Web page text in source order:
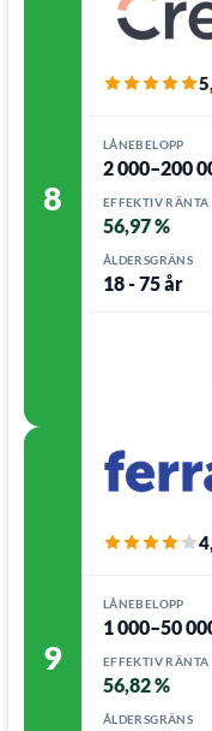
8
LÅNEBELOPP
2 000–200
EFFEKTIV RÄNTA
56,97 %
ÅLDERSGRÄNS
18 - 75 år
9
LÅNEBELOPP
1 000–50
EFFEKTIV RÄNTA
56,82 %
ÅLDERSGRÄNS